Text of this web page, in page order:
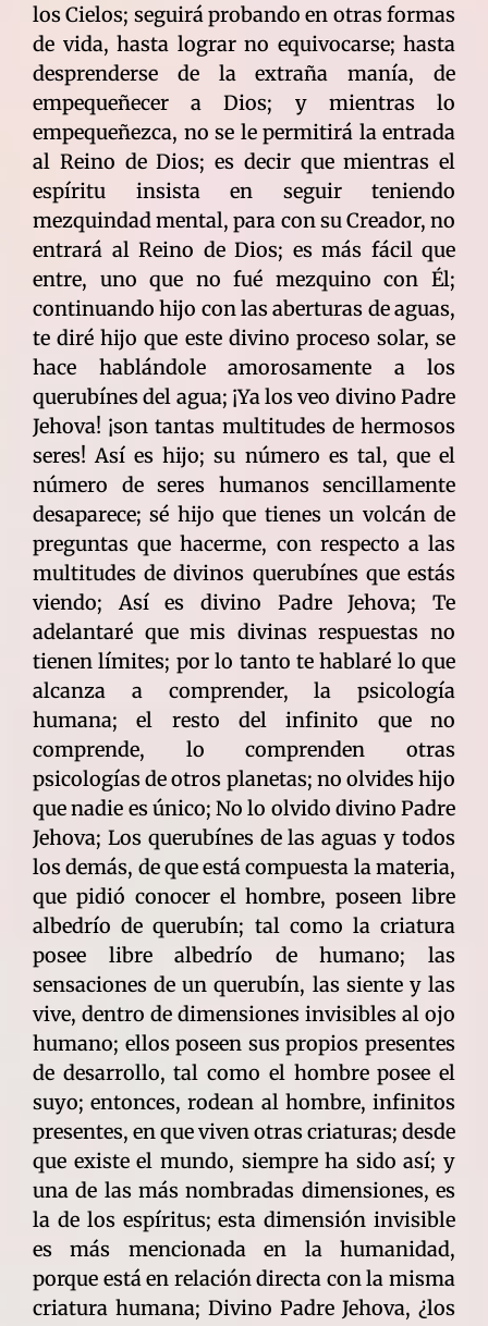
los Cielos; seguirá probando en otras formas
de vida, hasta lograr no equivocarse; hasta
desprenderse de la extraña manía, de
empequeñecer a Dios; y mientras lo
empequeñezca, no se le permitirá la entrada
al Reino de Dios; es decir que mientras el
espíritu insista en seguir teniendo
mezquindad mental, para con su Creador, no
entrará al Reino de Dios; es más fácil que
entre, uno que no fué mezquino con Él;
continuando hijo con las aberturas de aguas,
te diré hijo que este divino proceso solar, se
hace hablándole amorosamente a los
querubínes del agua; ¡Ya los veo divino Padre
Jehova! ¡son tantas multitudes de hermosos
seres! Así es hijo; su número es tal, que el
número de seres humanos sencillamente
desaparece; sé hijo que tienes un volcán de
preguntas que hacerme, con respecto a las
multitudes de divinos querubínes que estás
viendo; Así es divino Padre Jehova; Te
adelantaré que mis divinas respuestas no
tienen límites; por lo tanto te hablaré lo que
alcanza a comprender, la psicología
humana; el resto del infinito que no
comprende, lo comprenden otras
psicologías de otros planetas; no olvides hijo
que nadie es único; No lo olvido divino Padre
Jehova; Los querubínes de las aguas y todos
los demás, de que está compuesta la materia,
que pidió conocer el hombre, poseen libre
albedrío de querubín; tal como la criatura
posee libre albedrío de humano; las
sensaciones de un querubín, las siente y las
vive, dentro de dimensiones invisibles al ojo
humano; ellos poseen sus propios presentes
de desarrollo, tal como el hombre posee el
suyo; entonces, rodean al hombre, infinitos
presentes, en que viven otras criaturas; desde
que existe el mundo, siempre ha sido así; y
una de las más nombradas dimensiones, es
la de los espíritus; esta dimensión invisible
es más mencionada en la humanidad,
porque está en relación directa con la misma
criatura humana; Divino Padre Jehova, ¿los